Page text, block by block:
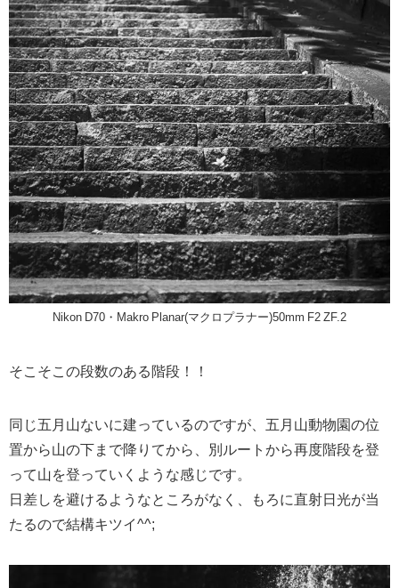
Nikon D70・Makro Planar(マクロプラナー)50mm F2 ZF.2
そこそこの段数のある階段！！
同じ五月山ないに建っているのですが、五月山動物園の位
置から山の下まで降りてから、別ルートから再度階段を登
って山を登っていくような感じです。
日差しを避けるようなところがなく、もろに直射日光が当
たるので結構キツイ^^;